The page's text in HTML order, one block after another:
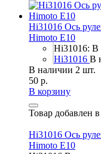
Hi31016 Ось
Himoto E10
Hi31016: В
Hi31016 В
В наличии 2 шт.
50 р.
В корзину
Товар добавлен
Hi31016 Ось
Himoto E10